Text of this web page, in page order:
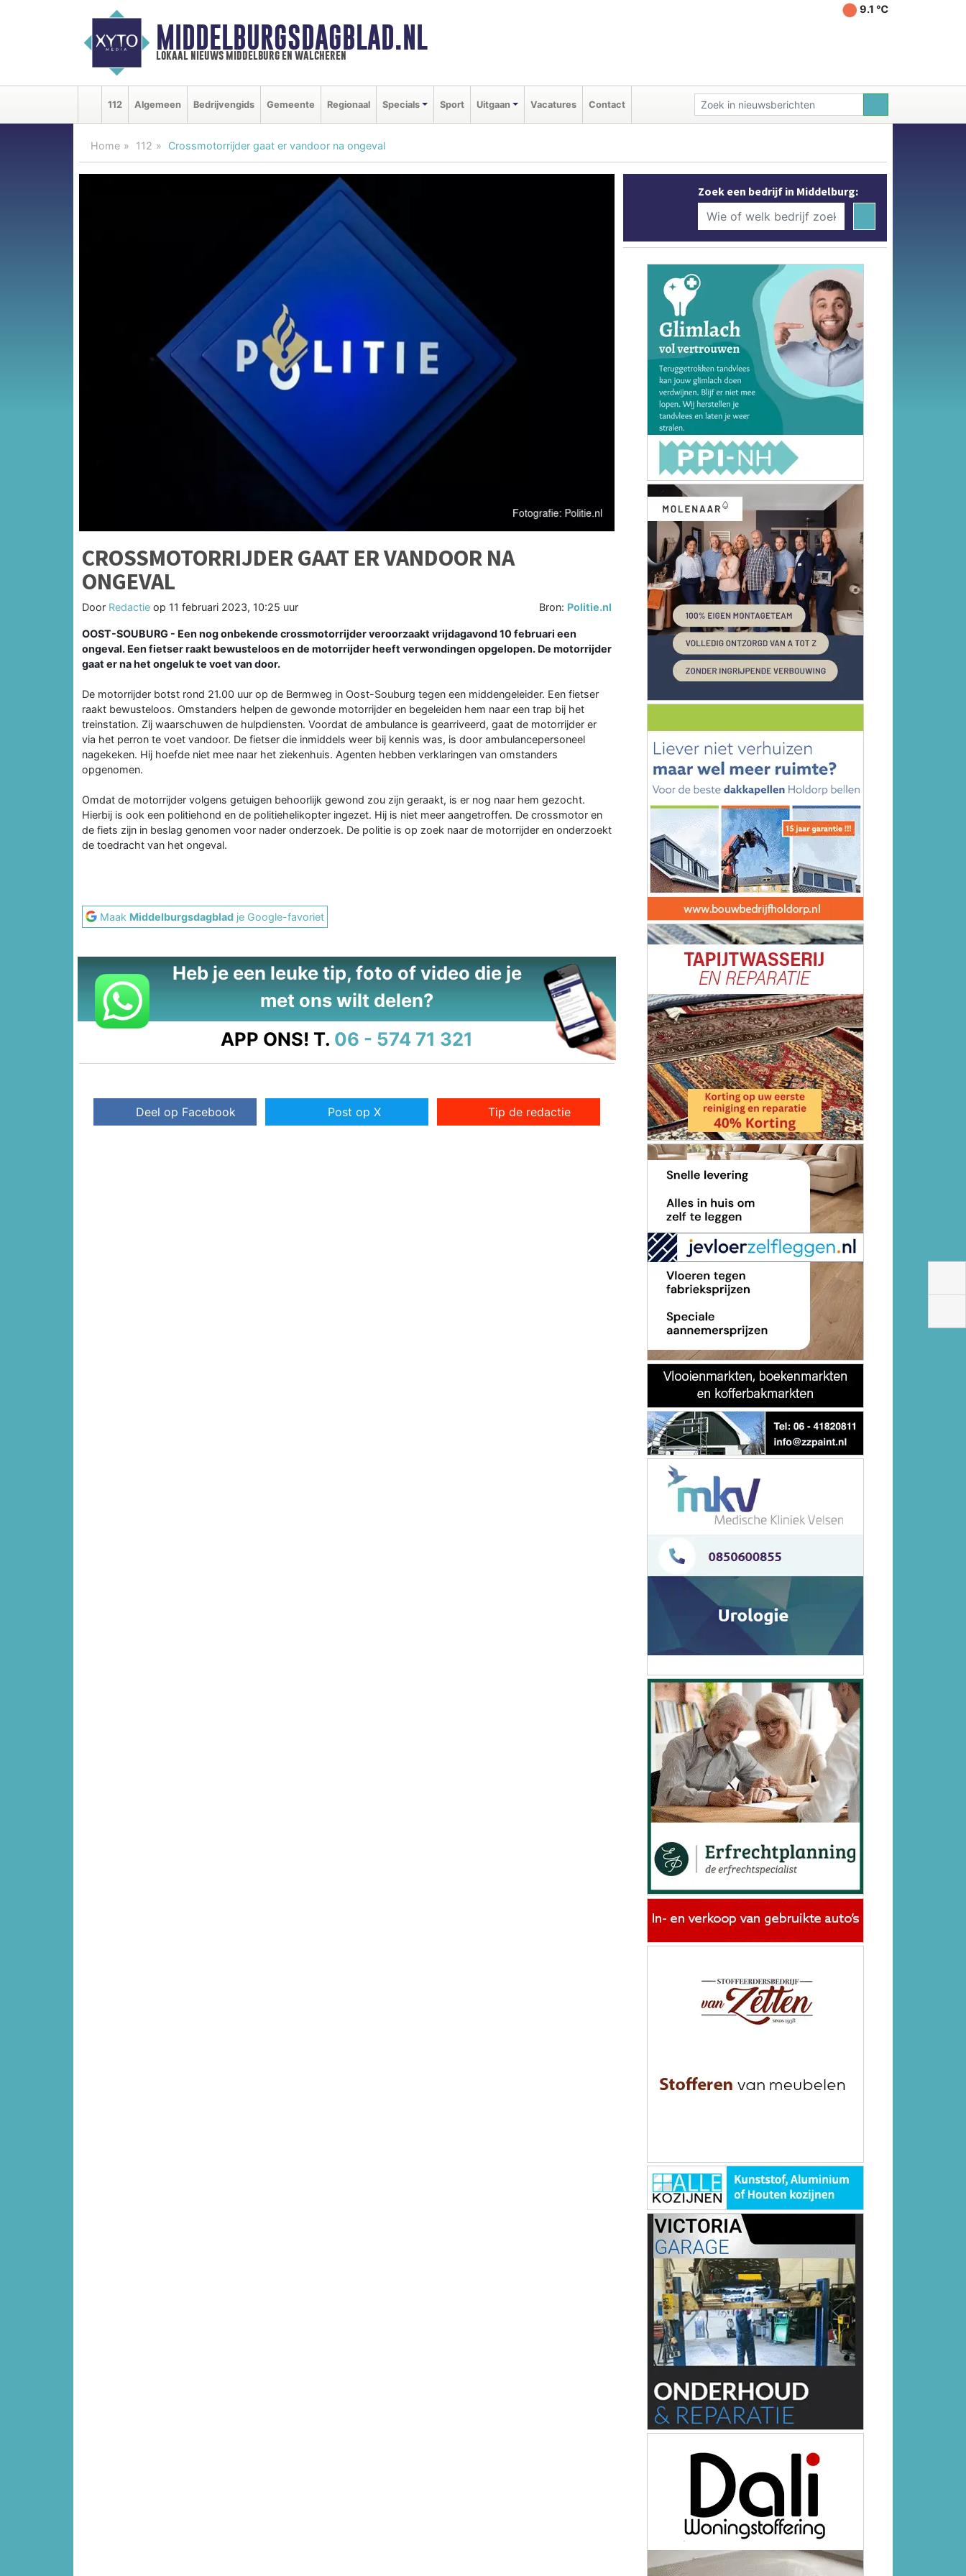
MIDDELBURGSDAGBLAD.NL
lokaal nieuws middelburg en walcheren
9.1 ℃
112 Algemeen Bedrijvengids Gemeente Regionaal Specials Sport Uitgaan Vacatures Contact
Home 112 Crossmotorrijder gaat er vandoor na ongeval
CROSSMOTORRIJDER GAAT ER VANDOOR NA
ONGEVAL
Door Redactie op 11 februari 2023, 10:25 uur Bron: Politie.nl
OOST-SOUBURG - Een nog onbekende crossmotorrijder veroorzaakt vrijdagavond 10 februari een
ongeval. Een fietser raakt bewusteloos en de motorrijder heeft verwondingen opgelopen. De motorrijder
gaat er na het ongeluk te voet van door.
De motorrijder botst rond 21.00 uur op de Bermweg in Oost-Souburg tegen een middengeleider. Een fietser
raakt bewusteloos. Omstanders helpen de gewonde motorrijder en begeleiden hem naar een trap bij het
treinstation. Zij waarschuwen de hulpdiensten. Voordat de ambulance is gearriveerd, gaat de motorrijder er
via het perron te voet vandoor. De fietser die inmiddels weer bij kennis was, is door ambulancepersoneel
nagekeken. Hij hoefde niet mee naar het ziekenhuis. Agenten hebben verklaringen van omstanders
opgenomen.
Omdat de motorrijder volgens getuigen behoorlijk gewond zou zijn geraakt, is er nog naar hem gezocht.
Hierbij is ook een politiehond en de politiehelikopter ingezet. Hij is niet meer aangetroffen. De crossmotor en
de fiets zijn in beslag genomen voor nader onderzoek. De politie is op zoek naar de motorrijder en onderzoekt
de toedracht van het ongeval.
Maak Middelburgsdagblad je Google-favoriet
Heb je een leuke tip, foto of video die je
met ons wilt delen?
APP ONS! T. 06 - 574 71 321
Deel op Facebook Post op X Tip de redactie
Zoek een bedrijf in Middelburg: